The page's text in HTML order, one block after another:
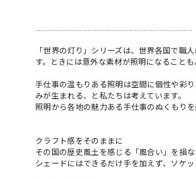
…………………………………………………………………………………
「世界の灯り」シリーズは、世界各国で職
す。ときには意外な素材が照明になることも
手仕事の温もりある照明は空間に個性や彩
みが生まれる、と私たちは考えています。
照明から各地の魅力ある手仕事のぬくもり
クラフト感をそのままに
その国の歴史風土を感じる「風合い」を損な
シェードにはできるだけ手を加えず、ソケ